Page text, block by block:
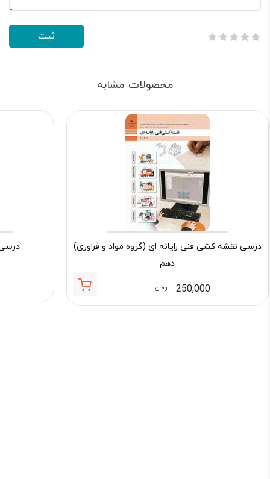
محصولات مشابه
درسی نقشه کشی فنی رایانه ای (گروه مواد و فراوری)
دهم
250,000 تومان